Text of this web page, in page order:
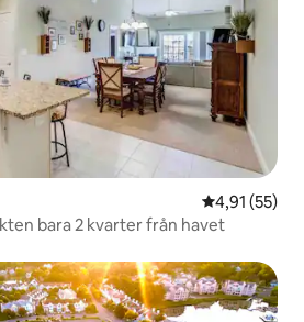
4,91 av 5 i
4,91 (55)
bara 2 kvarter från havet